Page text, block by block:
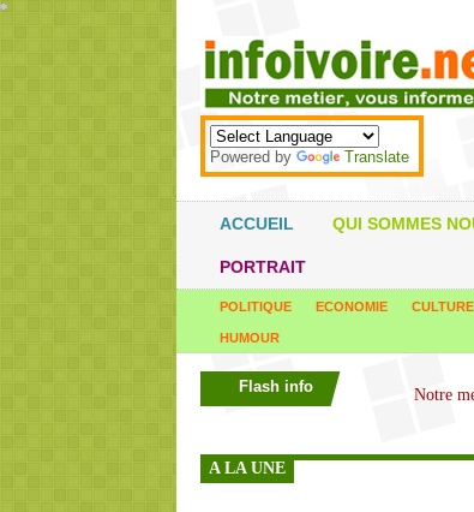
*
*
*
*
*
*
*
*
*
*
*
*
*
*
*
*
*
*
*
*
*
*
*
*
*
*
*
*
*
*
*
*
*
*
*
*
Powered by Translate
ACCUEIL QUI SOMMES
PORTRAIT
POLITIQUE ECONOMIE CULTURE
HUMOUR
Flash info
A LA UNE